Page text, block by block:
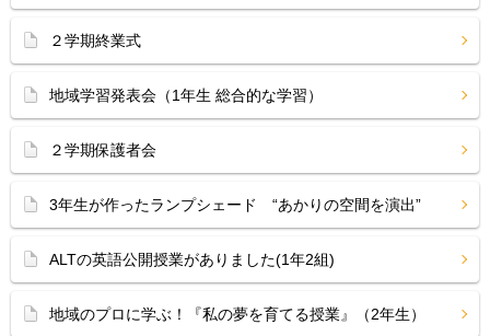
２学期終業式
地域学習発表会（1年生 総合的な学習）
２学期保護者会
3年生が作ったランプシェード “あかりの空間を演出”
ALTの英語公開授業がありました(1年2組)
地域のプロに学ぶ！『私の夢を育てる授業』（2年生）